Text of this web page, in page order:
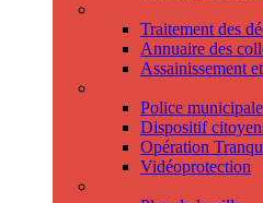
Traitement des
Annuaire des
Assainissement
Police municipale
Dispositif
Opération
Vidéoprotection